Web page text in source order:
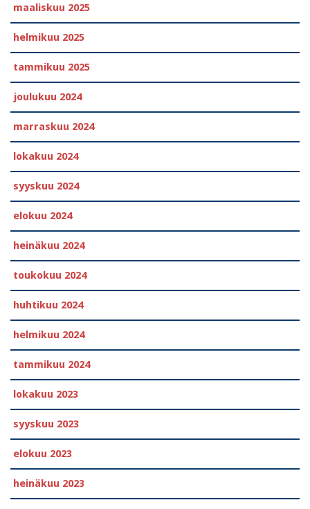
maaliskuu 2025
helmikuu 2025
tammikuu 2025
joulukuu 2024
marraskuu 2024
lokakuu 2024
syyskuu 2024
elokuu 2024
heinäkuu 2024
toukokuu 2024
huhtikuu 2024
helmikuu 2024
tammikuu 2024
lokakuu 2023
syyskuu 2023
elokuu 2023
heinäkuu 2023